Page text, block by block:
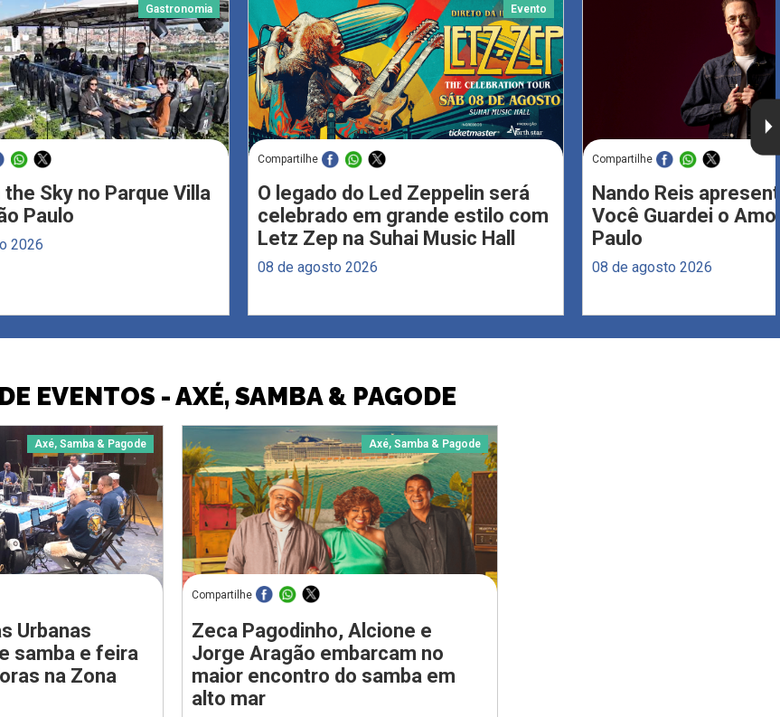
Gastronomia
the Sky no Parque Villa
Paulo
2026
Evento
Compartilhe
O legado do Led Zeppelin será
celebrado em grande estilo com
Letz Zep na Suhai Music Hall
08 de agosto 2026
Compartilhe
Nando Reis
Você Guardei o
Paulo
08 de agosto 2026
EVENTOS - AXÉ, SAMBA & PAGODE
Axé, Samba & Pagode
Urbanas
samba e feira
na Zona
Axé, Samba & Pagode
Compartilhe
Zeca Pagodinho, Alcione e
Jorge Aragão embarcam no
maior encontro do samba em
alto mar